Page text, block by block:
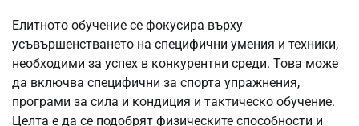
Елитното обучение се фокусира върху
усъвършенстването на специфични умения и техники,
необходими за успех в конкурентни среди. Това може
да включва специфични за спорта упражнения,
програми за сила и кондиция и тактическо обучение.
Целта е да се подобрят физическите способности и